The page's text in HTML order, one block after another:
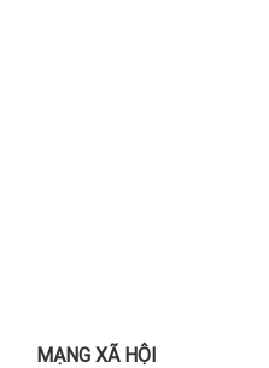
MẠNG XÃ HỘI